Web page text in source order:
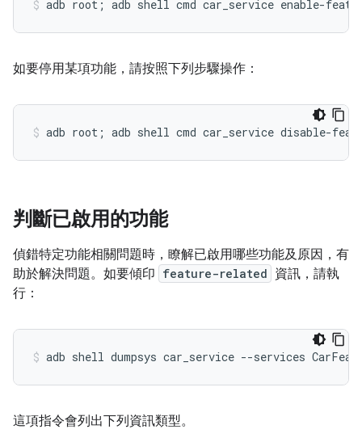
如要停用某項功能，請按照下列步驟操作：
判斷已啟用的功能
偵錯特定功能相關問題時，瞭解已啟用哪些功能及原因，有
助於解決問題。如要傾印 feature-related 資訊，請執
行：
這項指令會列出下列資訊類型。